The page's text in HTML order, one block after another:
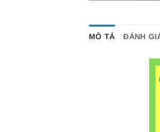
MÔ TẢ ĐÁNH